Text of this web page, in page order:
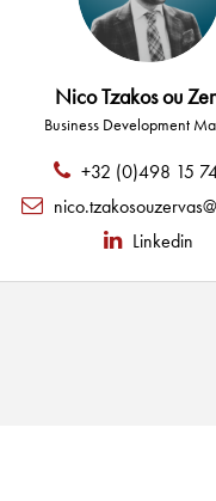
Nico Tzakos ou
Business Development
+32 (0)498 15
Linkedin